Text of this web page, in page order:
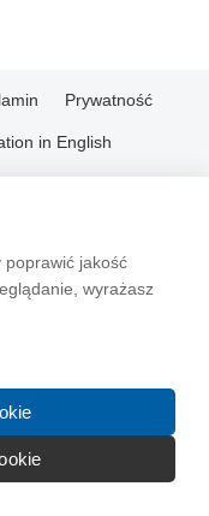
poprawić jakość
wyrażasz
Prywatność
in English